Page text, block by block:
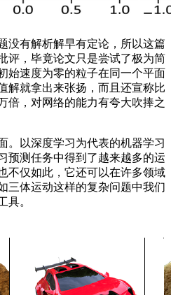
有解析解早有定论，所以这篇
评，毕竟论文只是尝试了极为简
始速度为零的粒子在同一个平面
解就拿出来张扬，而且还宣称比
倍，对网络的能力有夸大吹捧之
以深度学习为代表的机器学习
预测任务中得到了越来越多的运
不仅如此，它还可以在许多领域
三体运动这样的复杂问题中我们
具。